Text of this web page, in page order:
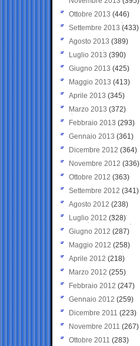
Ottobre 2013 (446)
Settembre 2013 (433)
Agosto 2013 (389)
Luglio 2013 (390)
Giugno 2013 (425)
Maggio 2013 (413)
Aprile 2013 (345)
Marzo 2013 (372)
Febbraio 2013 (293)
Gennaio 2013 (361)
Dicembre 2012 (364)
Novembre 2012 (336)
Ottobre 2012 (363)
Settembre 2012 (341)
Agosto 2012 (238)
Luglio 2012 (328)
Giugno 2012 (287)
Maggio 2012 (258)
Aprile 2012 (218)
Marzo 2012 (255)
Febbraio 2012 (247)
Gennaio 2012 (259)
Dicembre 2011 (223)
Novembre 2011 (267)
Ottobre 2011 (283)